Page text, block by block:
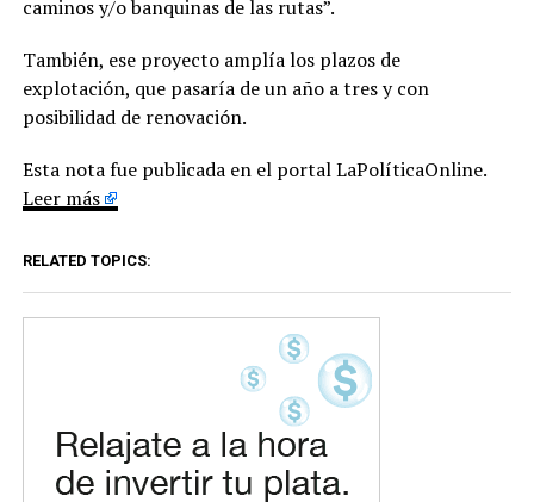
caminos y/o banquinas de las rutas”.
También, ese proyecto amplía los plazos de
explotación, que pasaría de un año a tres y con
posibilidad de renovación.
Esta nota fue publicada en el portal LaPolíticaOnline.
Leer más
RELATED TOPICS: